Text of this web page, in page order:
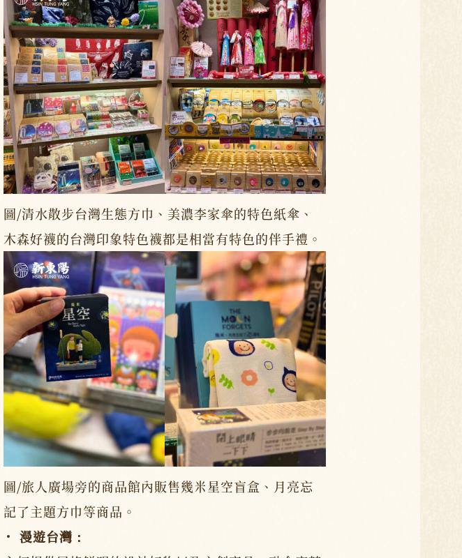
圖/清水散步台灣生態方巾、美濃李家傘的特色紙傘、
木森好襪的台灣印象特色襪都是相當有特色的伴手禮。
圖/旅人廣場旁的商品館內販售幾米星空盲盒、月亮忘
記了主題方巾等商品。
漫遊台灣：